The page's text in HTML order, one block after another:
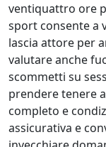
ventiquattro ore
sport consente a
lascia attore per
valutare anche
scommetti su
prendere tenere
completo e
assicurativa e